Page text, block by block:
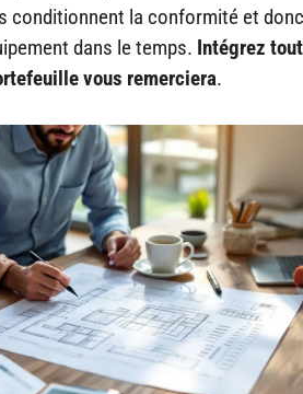
conditionnent la conformité et
dans le temps. Intégrez
vous remerciera.